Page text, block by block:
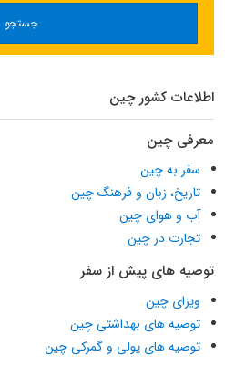
جستجو
اطلاعات کشور چین
معرفی چین
سفر به چین
تاریخ، زبان و فرهنگ چین
آب و هوای چین
تجارت در چین
توصیه های پیش از سفر
ویزای چین
توصیه های بهداشتی چین
توصیه های پولی و گمرکی چین